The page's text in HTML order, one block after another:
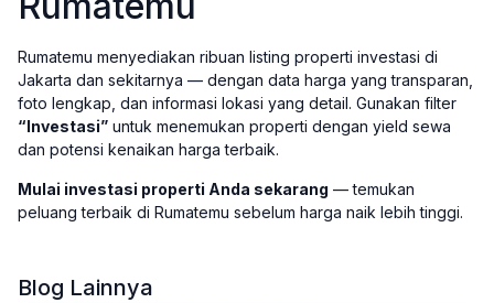
Rumatemu menyediakan ribuan listing properti investasi di
Jakarta dan sekitarnya — dengan data harga yang transparan,
foto lengkap, dan informasi lokasi yang detail. Gunakan filter
“Investasi” untuk menemukan properti dengan yield sewa
dan potensi kenaikan harga terbaik.
Mulai investasi properti Anda sekarang — temukan
peluang terbaik di Rumatemu sebelum harga naik lebih tinggi.
Blog Lainnya